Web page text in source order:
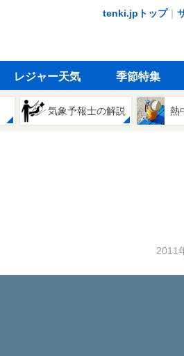
tenki.jpトップ｜
レジャー天気 季節特集
気象予報士の解説 熱
2011